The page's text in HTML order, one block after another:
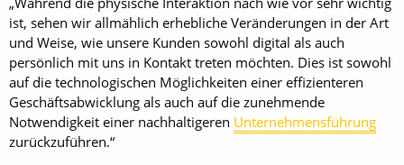
ist, sehen wir allmählich erhebliche Veränderungen in der Art
und Weise, wie unsere Kunden sowohl digital als auch
persönlich mit uns in Kontakt treten möchten. Dies ist sowohl
auf die technologischen Möglichkeiten einer effizienteren
Geschäftsabwicklung als auch auf die zunehmende
Notwendigkeit einer nachhaltigeren Unternehmensführung
zurückzuführen.“